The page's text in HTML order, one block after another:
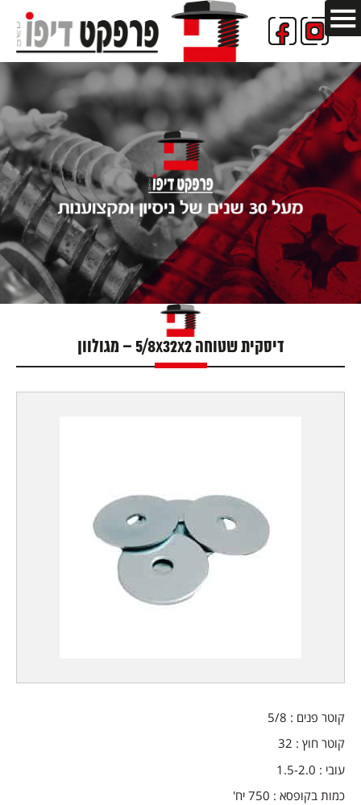
דיסקית שטוחה 5/8X32X2 – מגולוון
קוטר פנים : 5/8
קוטר חוץ : 32
עובי : 1.5-2.0
כמות בקופסא : 750 יח'